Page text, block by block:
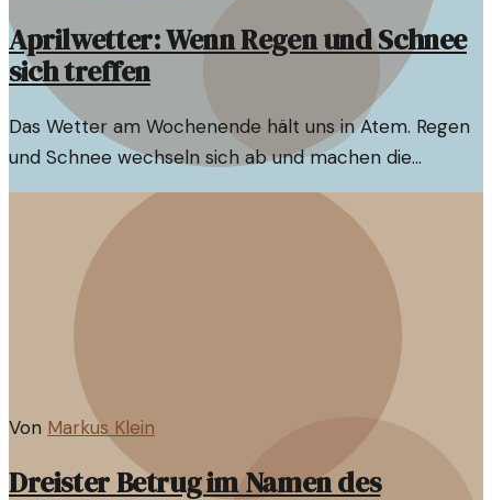
Aprilwetter: Wenn Regen und Schnee
sich treffen
Das Wetter am Wochenende hält uns in Atem. Regen
und Schnee wechseln sich ab und machen die
Planung schwierig. Was steckt hinter diesem
Aprilwetter?
Von Markus Klein
Dreister Betrug im Namen des